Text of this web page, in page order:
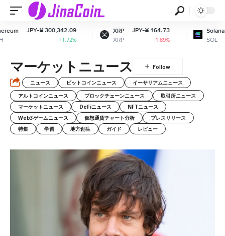
¥ 300,342.09 JPY-¥ 164.73
-1.89%
JPY-¥
マーケットニュース
ニュース ビットコインニュース
イーサリアムニュース
アルトコインニュース
ブロックチェーンニュース
取引所ニュース
マーケットニュース
DeFiニュース
NFTニュース
Web3ゲームニュース
仮想通貨チャート分析
プレスリリース
特集
学習 地方創生 ガイド レビュー